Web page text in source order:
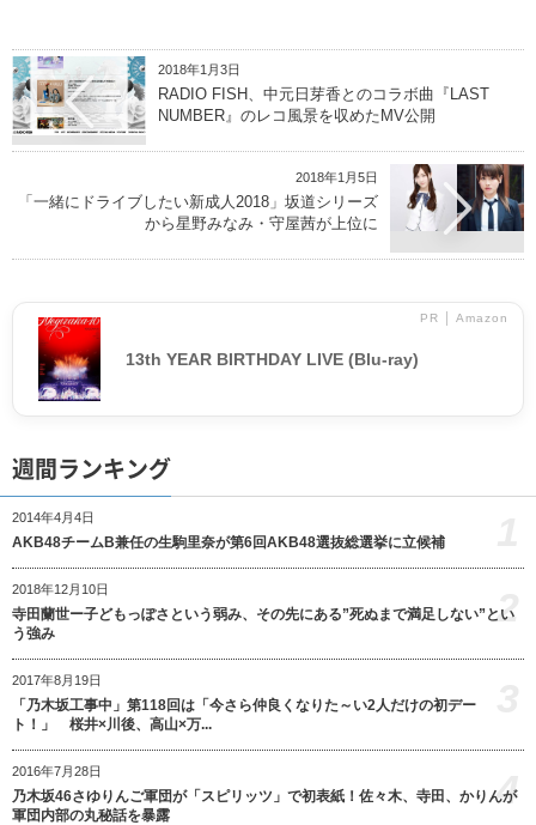
2018年1月3日
RADIO FISH、中元日芽香とのコラボ曲『LAST
NUMBER』のレコ風景を収めたMV公開
2018年1月5日
「一緒にドライブしたい新成人2018」坂道シリーズ
から星野みなみ・守屋茜が上位に
PR │ Amazon
13th YEAR BIRTHDAY LIVE (Blu-ray)
週間ランキング
2014年4月4日
AKB48チームB兼任の生駒里奈が第6回AKB48選抜総選挙に立候補
2018年12月10日
寺田蘭世ー子どもっぽさという弱み、その先にある”死ぬまで満足しない”とい
う強み
2
2017年8月19日
「乃木坂工事中」第118回は「今さら仲良くなりた～い2人だけの初デー
ト！」 桜井×川後、高山×万...
2016年7月28日
乃木坂46さゆりんご軍団が「スピリッツ」で初表紙！佐々木、寺田、かりんが
軍団内部の丸秘話を暴露
4